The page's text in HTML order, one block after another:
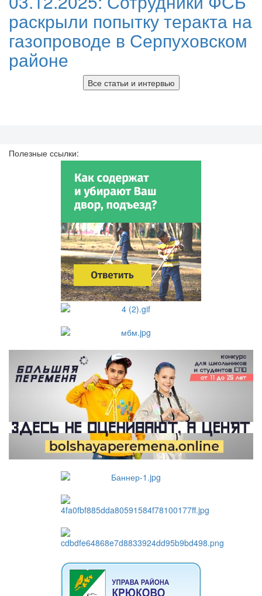
раскрыли попытку теракта на
газопроводе в Серпуховском
районе
Все статьи и интервью
Полезные ссылки: